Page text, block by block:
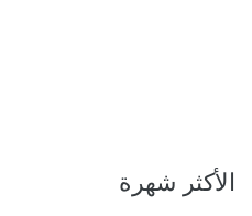
الأكثر شهرة